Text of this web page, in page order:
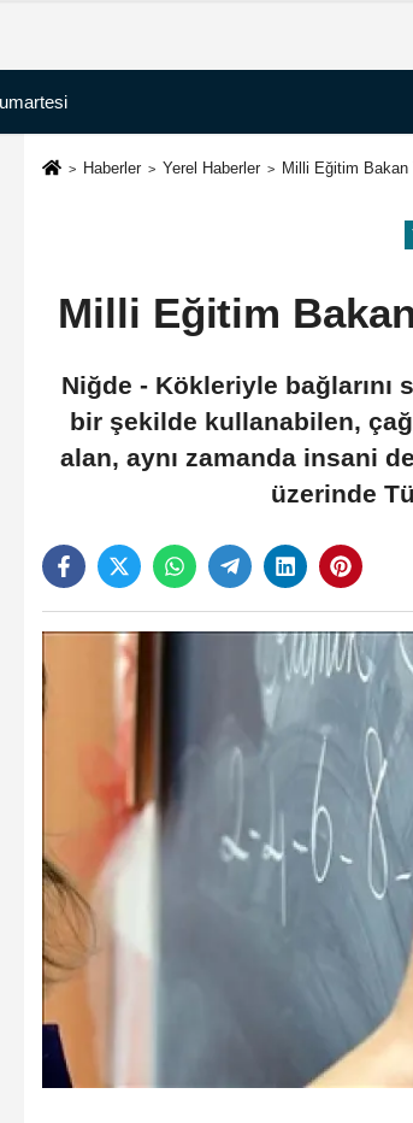
Haberler Yerel Haberler Milli Eğitim Bakan
Milli Eğitim
Niğde - Kökleriyle bağlarını
bir şekilde kullanabilen,
alan, aynı zamanda insani
üzerinde